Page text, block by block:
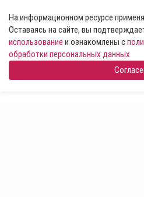
На информационном ресурсе
Оставаясь на сайте, вы
использование и ознакомлены с
обработки персональных данных